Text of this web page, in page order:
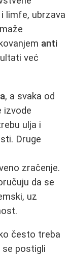
limfe, ubrzava
anti
već
, a svaka od
izvode
ulja i
Druge
zračenje.
da se
uz
često treba
se postigli